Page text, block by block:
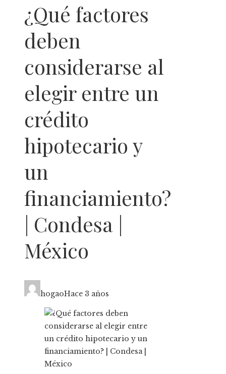
¿Qué factores
deben
considerarse al
elegir entre un
crédito
hipotecario y
un
financiamiento?
| Condesa |
México
hogaoHace 3 años